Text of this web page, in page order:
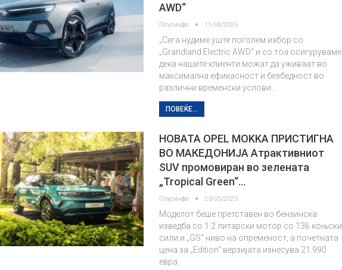
AWD“
Плусинфо 11/06/2025
„Сега нудиме уште поголем избор со
„Grandland Electric AWD“ и со тоа осигуруваме
дека нашите клиенти можат да уживаат во
максимална ефикасност и безбедност во
различни временски услови…
ПОВЕЌЕ...
НОВАТА OPEL MOKKA ПРИСТИГНА
ВО МАКЕДОНИЈА Атрактивниот
SUV промовиран во зелената
„Tropical Green“…
Плусинфо 23/05/2025
Моделот беше претставен во бензинска
изведба со 1.2 литарски мотор со 136 коњски
сили и „GS“ ниво на опременост, а почетната
цена за „Edition“ верзијата изнесува 21.990
евра.